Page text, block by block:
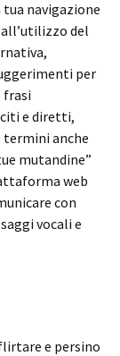
navigazione
del
per
frasi
e diretti,
termini anche
mutandine”
web
con
vocali e
e persino